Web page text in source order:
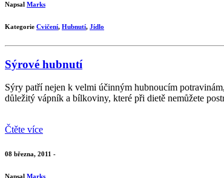
Napsal Marks
Kategorie Cvičení, Hubnutí, Jídlo
Sýrové hubnutí
Sýry patří nejen k velmi účinným hubnoucím
důležitý vápník a bílkoviny, které při dietě nemůžete
Čtěte více
08 března, 2011 -
Napsal Marks